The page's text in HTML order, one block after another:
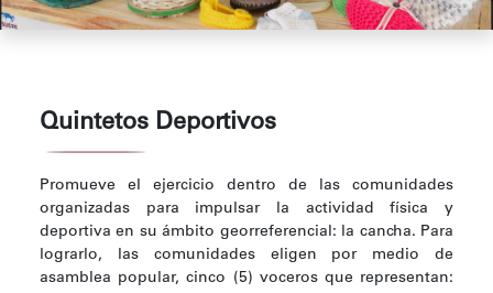
Quintetos Deportivos
Promueve el ejercicio dentro de las comunidades
organizadas para impulsar la actividad física y
deportiva en su ámbito georreferencial: la cancha. Para
lograrlo, las comunidades eligen por medio de
asamblea popular, cinco (5) voceros que representan: